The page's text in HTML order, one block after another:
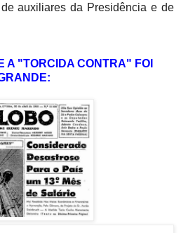
auxiliares da Presidência e de
A "TORCIDA CONTRA" FOI